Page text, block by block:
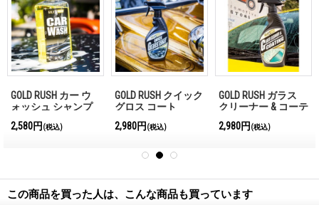
GOLD RUSH カー ウ
ォッシュ シャンプ
2,580円 (税込)
GOLD RUSH クイック
グロス コート
2,980円 (税込)
GOLD RUSH ガラス
クリーナー & コーテ
2,980円 (税込)
この商品を買った人は、こんな商品も買っています